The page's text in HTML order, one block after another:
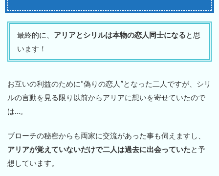
最終的に、 アリアとシリルは本物の恋人同士になると思
います！
お互いの利益のために“偽りの恋人”となった二人ですが、シリ
ルの言動を見る限り以前からアリアに想いを寄せていたので
は…。
ブローチの秘密からも両家に交流があった事も伺えますし、
アリアが覚えていないだけで二人は過去に出会っていた と予
想しています。